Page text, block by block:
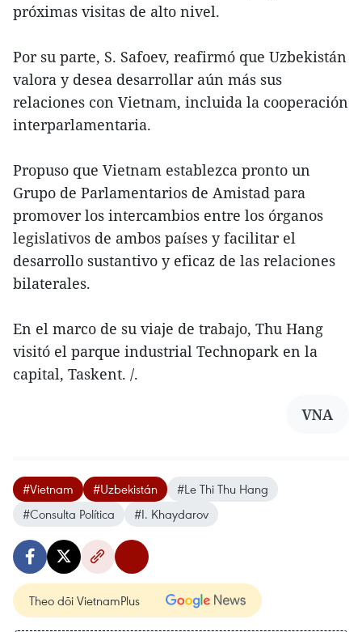
próximas visitas de alto nivel.
Por su parte, S. Safoev, reafirmó que Uzbekistán
valora y desea desarrollar aún más sus
relaciones con Vietnam, incluida la cooperación
interparlamentaria.
Propuso que Vietnam establezca pronto un
Grupo de Parlamentarios de Amistad para
promover los intercambios entre los órganos
legislativos de ambos países y facilitar el
desarrollo sustantivo y eficaz de las relaciones
bilaterales.
En el marco de su viaje de trabajo, Thu Hang
visitó el parque industrial Technopark en la
capital, Taskent. /.
VNA
#Vietnam #Uzbekistán
#Le Thi Thu Hang
#Consulta Política
#I. Khaydarov
Theo dõi VietnamPlus